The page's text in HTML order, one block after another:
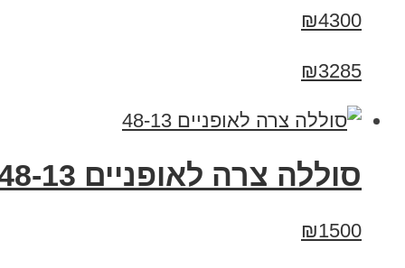
₪4300
₪3285
סוללה צרה לאופניים 48-13
₪1500